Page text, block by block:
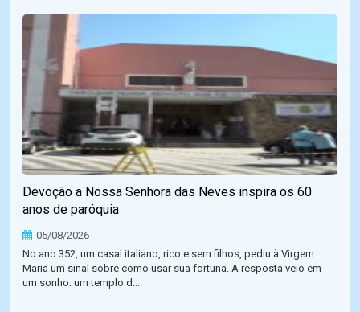
Devoção a Nossa Senhora das Neves inspira os 60
anos de paróquia
05/08/2026
No ano 352, um casal italiano, rico e sem filhos, pediu à Virgem
Maria um sinal sobre como usar sua fortuna. A resposta veio em
um sonho: um templo d...